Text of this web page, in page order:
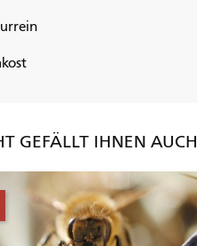
GEFÄLLT IHNEN AUCH